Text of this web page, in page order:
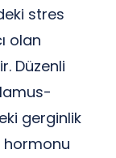
stres
olan
Düzenli
gerginlik
hormonu